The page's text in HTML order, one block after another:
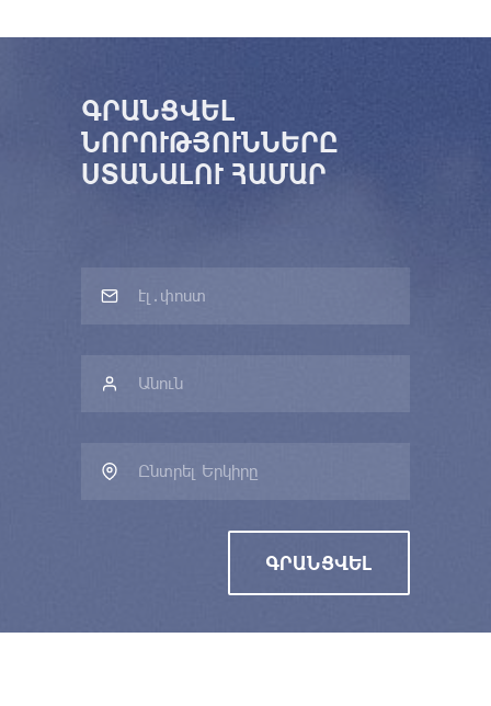
ԳՐԱՆՑՎԵԼ
ՆՈՐՈՒԹՅՈՒՆՆԵՐԸ
ՍՏԱՆԱԼՈՒ ՀԱՄԱՐ
Ընտրել Երկիրը
ԳՐԱՆՑՎԵԼ